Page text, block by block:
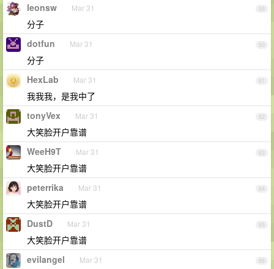
59
leonsw Mar 31
分子
60
dotfun Mar 31
分子
61
HexLab Mar 31
我我我，是我中了
62
tonyVex Mar 31
大笑脸开户靠谱
63
WeeH9T Mar 31
大笑脸开户靠谱
64
peterrika Mar 31
大笑脸开户靠谱
65
DustD Mar 31
大笑脸开户靠谱
66
evilangel Mar 31